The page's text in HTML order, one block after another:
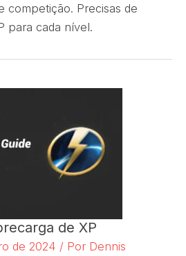
competição. Precisas de
para cada nível.
de XP
de 2024 / Por Dennis